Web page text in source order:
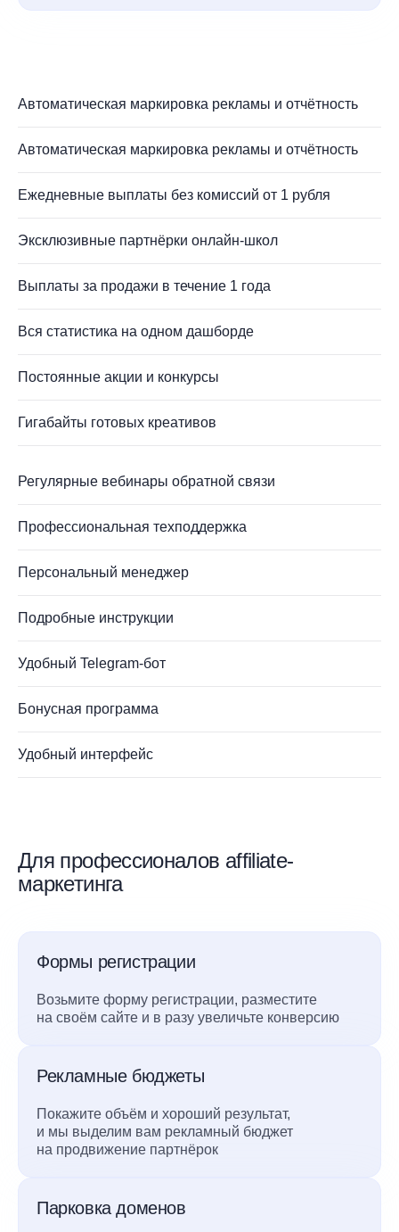
Автоматическая маркировка рекламы и отчётность
Автоматическая маркировка рекламы и отчётность
Ежедневные выплаты без комиссий от 1 рубля
Эксклюзивные партнёрки онлайн-школ
Выплаты за продажи в течение 1 года
Вся статистика на одном дашборде
Постоянные акции и конкурсы
Гигабайты готовых креативов
Регулярные вебинары обратной связи
Профессиональная техподдержка
Персональный менеджер
Подробные инструкции
Удобный Telegram-бот
Бонусная программа
Удобный интерфейс
Для профессионалов affiliate-
маркетинга
Формы регистрации
Возьмите форму регистрации, разместите
на своём сайте и в разу увеличьте конверсию
Рекламные бюджеты
Покажите объём и хороший результат,
и мы выделим вам рекламный бюджет
на продвижение партнёрок
Парковка доменов